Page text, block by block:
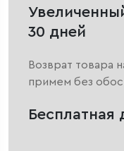
30 дней
Возврат товара
примем без
Бесплатная